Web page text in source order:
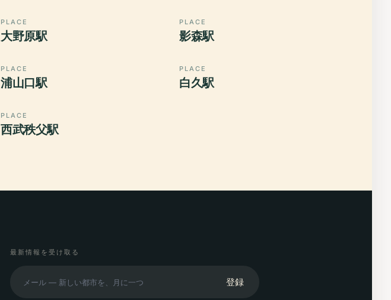
PLACE
大野原駅
PLACE
影森駅
PLACE
浦山口駅
PLACE
白久駅
PLACE
西武秩父駅
最新情報を受け取る
登録